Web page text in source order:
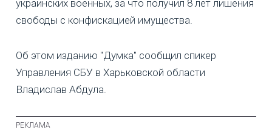
украинских военных, за что получил 8 лет лишения
свободы с конфискацией имущества.
Об этом изданию "Думка" сообщил спикер
Управления СБУ в Харьковской области
Владислав Абдула.